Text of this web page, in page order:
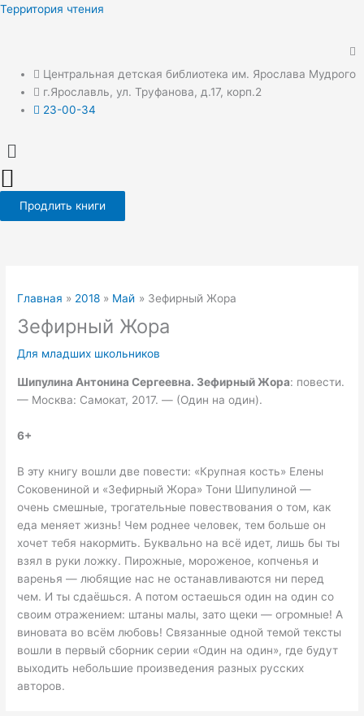
Перейти
Территория чтения
Центральная детская библиотека им. Ярослава Мудрого
г.Ярославль, ул. Труфанова, д.17, корп.2
23-00-34
Меню
Продлить книги
Главная 2018 Май Зефирный Жора
Зефирный Жора
Для младших школьников
Шипулина Антонина Сергеевна. Зефирный Жора: повести.
— Москва: Самокат, 2017. — (Один на один).
6+
В эту книгу вошли две повести: «Крупная кость» Елены
Соковениной и «Зефирный Жора» Тони Шипулиной —
очень смешные, трогательные повествования о том, как
еда меняет жизнь! Чем роднее человек, тем больше он
хочет тебя накормить. Буквально на всё идет, лишь бы ты
взял в руки ложку. Пирожные, мороженое, копченья и
варенья — любящие нас не останавливаются ни перед
чем. И ты сдаёшься. А потом остаешься один на один со
своим отражением: штаны малы, зато щеки — огромные! А
виновата во всём любовь! Связанные одной темой тексты
вошли в первый сборник серии «Один на один», где будут
выходить небольшие произведения разных русских
авторов.